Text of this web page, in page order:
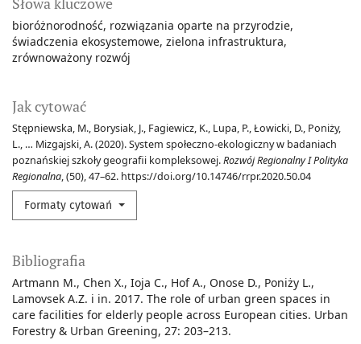
bioróżnorodność rozwiązania oparte na przyrodzie
świadczenia ekosystemowe zielona infrastruktura
zrównoważony rozwój
Jak cytować
Stępniewska, M., Borysiak, J., Fagiewicz, K., Lupa, P., Łowicki, D., Poniży,
L., … Mizgajski, A. (2020). System społeczno-ekologiczny w badaniach
poznańskiej szkoły geografii kompleksowej.Rozwój Regionalny I Polityka
Regionalna, (50), 47–62. https://doi.org/10.14746/rrpr.2020.50.04
Formaty cytowań
Bibliografia
Artmann M., Chen X., Ioja C., Hof A., Onose D., Poniży L.,
Lamovsek A.Z. i in. 2017. The role of urban green spaces in
care facilities for elderly people across European cities. Urban
Forestry & Urban Greening, 27: 203–213.